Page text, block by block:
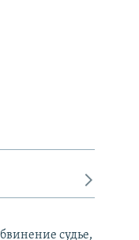
судье,